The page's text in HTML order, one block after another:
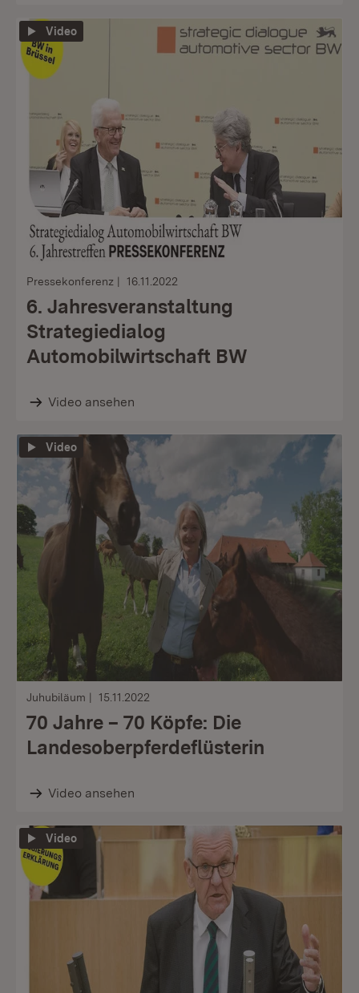
Video
Pressekonferenz 16.11.2022
6. Jahresveranstaltung
Strategiedialog
Automobilwirtschaft BW
Video ansehen
Video
Juhubiläum 15.11.2022
70 Jahre – 70 Köpfe: Die
Landesoberpferdeflüsterin
Video ansehen
Video